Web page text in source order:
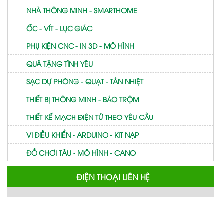
NHÀ THÔNG MINH - SMARTHOME
ỐC - VÍT - LỤC GIÁC
PHỤ KIỆN CNC - IN 3D - MÔ HÌNH
QUÀ TẶNG TÌNH YÊU
SẠC DỰ PHÒNG - QUẠT - TẢN NHIỆT
THIẾT BỊ THÔNG MINH - BÁO TRỘM
THIẾT KẾ MẠCH ĐIỆN TỬ THEO YÊU CẦU
VI ĐIỀU KHIỂN - ARDUINO - KIT NẠP
ĐỒ CHƠI TÀU - MÔ HÌNH - CANO
ĐIỆN THOẠI LIÊN HỆ